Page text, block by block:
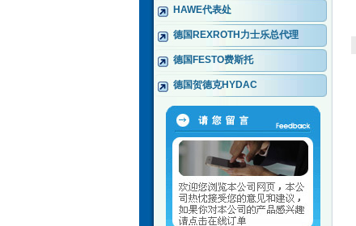
HAWE代表处
德国REXROTH力士乐总代理
德国FESTO费斯托
德国贺德克HYDAC